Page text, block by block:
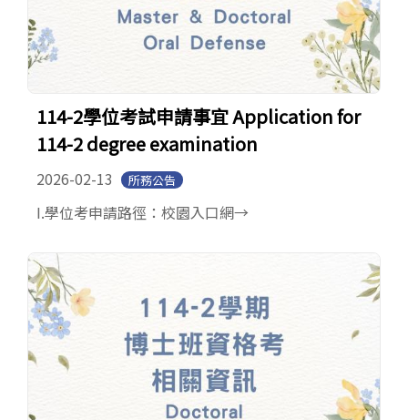
114-2學位考試申請事宜 Application for
114-2 degree examination
2026-02-13 所務公告
I.學位考申請路徑：校園入口網→